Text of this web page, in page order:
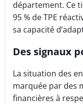
département. Ce
95 % de TPE
sa capacité
Des signaux
La situation des
marquée par des
financières à